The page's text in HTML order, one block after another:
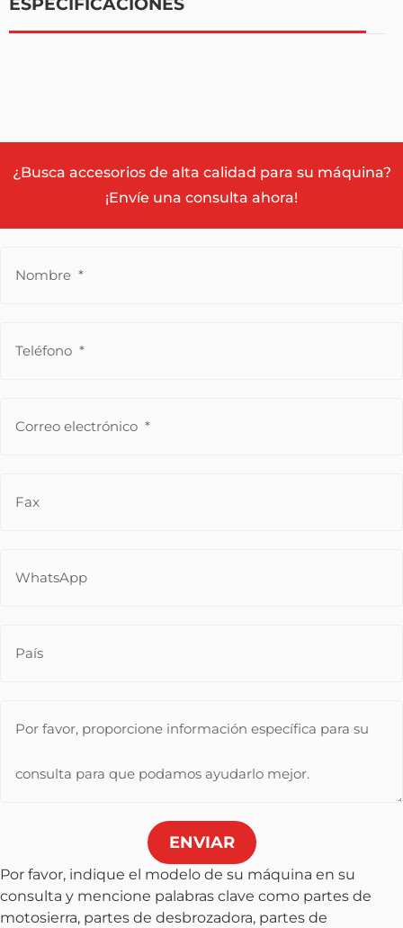
ESPECIFICACIONES
¿Busca accesorios de alta calidad para su máquina?
¡Envíe una consulta ahora!
ENVIAR
Por favor, indique el modelo de su máquina en su
consulta y mencione palabras clave como partes de
motosierra, partes de desbrozadora, partes de